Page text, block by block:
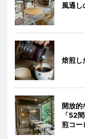
風通し
焙煎し
開放的
「52
煎コー